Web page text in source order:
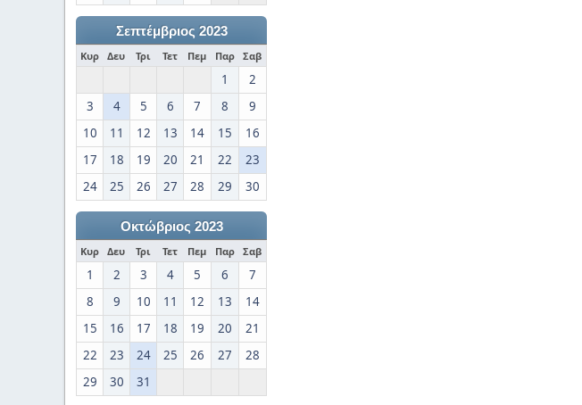
Σεπτέμβριος 2023
Κυρ Δευ Τρι Τετ Πεμ Παρ Σαβ
1
2
3
4 5 6 7 8
9
10
11 12 13 14 15
16
17
18 19 20 21 22
23
24
25 26 27 28 29 30
Οκτώβριος 2023
Κυρ Δευ Τρι Τετ Πεμ Παρ Σαβ
1 2 3 4 5 6
7
8
9 10 11 12 13
14
15
16 17 18 19 20
21
22
23 24 25 26 27
28
29
30 31